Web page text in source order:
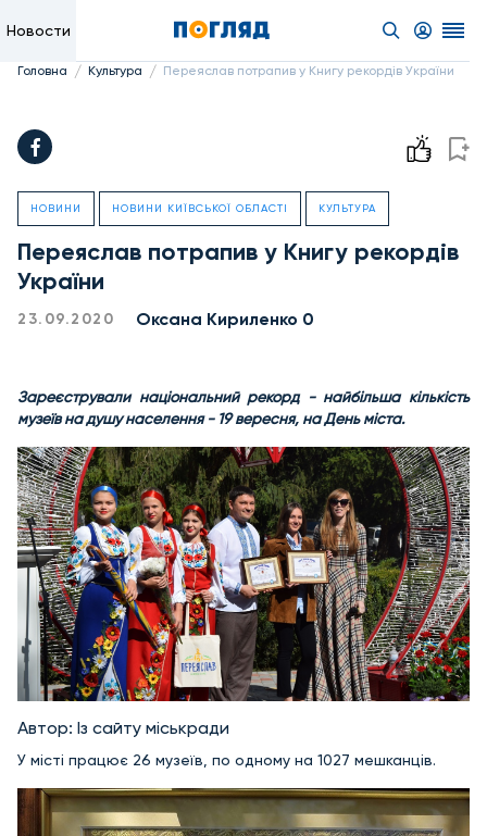
Новости
Головна / Культура / Переяслав потрапив у Книгу рекордів України
НОВИНИ НОВИНИ КИЇВСЬКОЇ ОБЛАСТІ КУЛЬТУРА
Переяслав потрапив у Книгу рекордів
України
23.09.2020 Оксана Кириленко 0
Зареєстрували національний рекорд - найбільша кількість
музеїв на душу населення - 19 вересня, на День міста.
Автор: Із сайту міськради
У місті працює 26 музеїв, по одному на 1027 мешканців.